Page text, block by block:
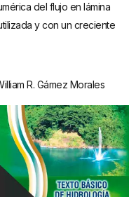
del flujo en lámina
y con un creciente
R. Gámez Morales